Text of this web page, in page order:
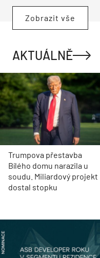
Zobrazit vše
AKTUÁLNĚ
Trumpova přestavba
Bílého domu narazila u
soudu. Miliardový projekt
dostal stopku